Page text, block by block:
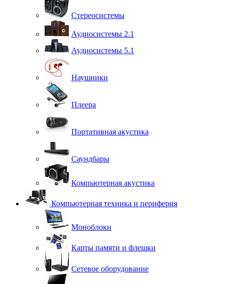
Стереосистемы
Аудиосистемы 2.1
Аудиосистемы 5.1
Наушники
Плеера
Портативная акустика
Саундбары
Компьютерная акустика
Компьютерная техника и периферия
Моноблоки
Карты памяти и флешки
Сетевое оборудование